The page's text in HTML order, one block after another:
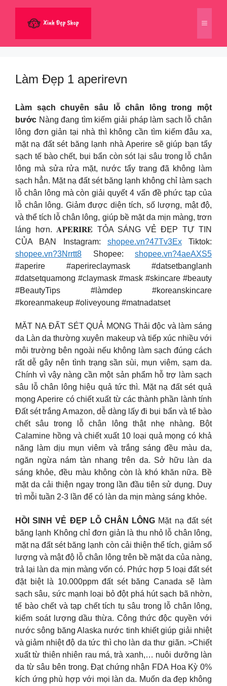
dung
Menu
Làm Đẹp 1 aperirevn
Làm sạch chuyên sâu lỗ chân lông trong một
bước Nàng đang tìm kiếm giải pháp làm sạch lỗ chân
lông đơn giản tại nhà thì không cần tìm kiếm đâu xa,
mặt nạ đất sét băng lạnh nhà Aperire sẽ giúp bạn tẩy
sạch tế bào chết, bụi bẩn còn sót lại sâu trong lỗ chân
lông mà sửa rửa mặt, nước tẩy trang đã không làm
sạch hẳn. Mặt nạ đất sét băng lạnh không chỉ làm sạch
lỗ chân lông mà còn giải quyết 4 vấn đề phức tạp của
lỗ chân lông. Giảm được diện tích, số lượng, mật độ,
và thể tích lỗ chân lông, giúp bề mặt da mịn màng, trơn
láng hơn. 𝐀𝐏𝐄𝐑𝐈𝐑𝐄 TỎA SÁNG VẺ ĐẸP TỰ TIN
CỦA BẠN Instagram: shopee.vn?47Tv3ExTiktok:
shopee.vn?3Nrrtt8 Shopee: shopee.vn?4aeAXS5
#aperire #aperireclaymask #datsetbanglanh
#datsetquamong #claymask #mask #skincare #beauty
#BeautyTips #làmdep #koreanskincare
#koreanmakeup #oliveyoung #matnadatset
MẶT NẠ ĐẤT SÉT QUẢ MỌNG Thải độc và làm sáng
da Làn da thường xuyên makeup và tiếp xúc nhiều với
môi trường bên ngoài nếu không làm sạch đúng cách
rất dễ gây nên tình trạng sần sùi, mụn viêm, sạm da.
Chính vì vậy nàng cần một sản phẩm hỗ trợ làm sạch
sâu lỗ chân lông hiệu quả tức thì. Mặt nạ đất sét quả
mọng Aperire có chiết xuất từ các thành phần lành tính
Đất sét trắng Amazon, dễ dàng lấy đi bụi bẩn và tế bào
chết sâu trong lỗ chân lông thật nhẹ nhàng. Bột
Calamine hồng và chiết xuất 10 loại quả mọng có khả
năng làm dịu mụn viêm và trắng sáng đều màu da,
ngăn ngừa nám tàn nhang trên da. Sở hữu làn da
sáng khỏe, đều màu không còn là khó khăn nữa. Bề
mặt da cải thiện ngay trong lần đầu tiên sử dụng. Duy
trì mỗi tuần 2-3 lần để có làn da mịn màng sáng khỏe.
HỒI SINH VẺ ĐẸP LỖ CHÂN LÔNG Mặt nạ đất sét
băng lạnh Không chỉ đơn giản là thu nhỏ lỗ chân lông,
mặt nạ đất sét băng lạnh còn cải thiện thể tích, giảm số
lượng và mật độ lỗ chân lông trên bề mặt da của nàng,
trả lại làn da mịn màng vốn có. Phức hợp 5 loại đất sét
đặt biệt là 10.000ppm đất sét băng Canada sẽ làm
sạch sâu, sức mạnh loại bỏ đột phá hút sạch bã nhờn,
tế bào chết và tạp chết tích tụ sâu trong lỗ chân lông,
kiểm soát lượng dầu thừa. Công thức độc quyền với
nước sông băng Alaska nước tinh khiết giúp giải nhiệt
và giảm nhiệt độ da tức thì cho làn da thư giãn. >Chiết
xuất từ thiên nhiên rau má, trà xanh,… nuôi dưỡng làn
da từ sâu bên trong. Đạt chứng nhận FDA Hoa Kỳ 0%
kích ứng phù hợp với mọi làn da. Muốn da đẹp không